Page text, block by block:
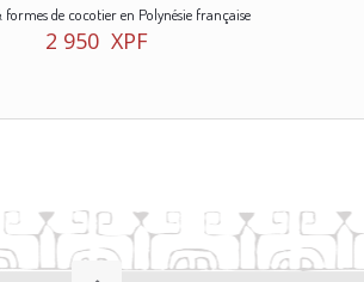
formes de cocotier en Polynésie française
2 950 XPF